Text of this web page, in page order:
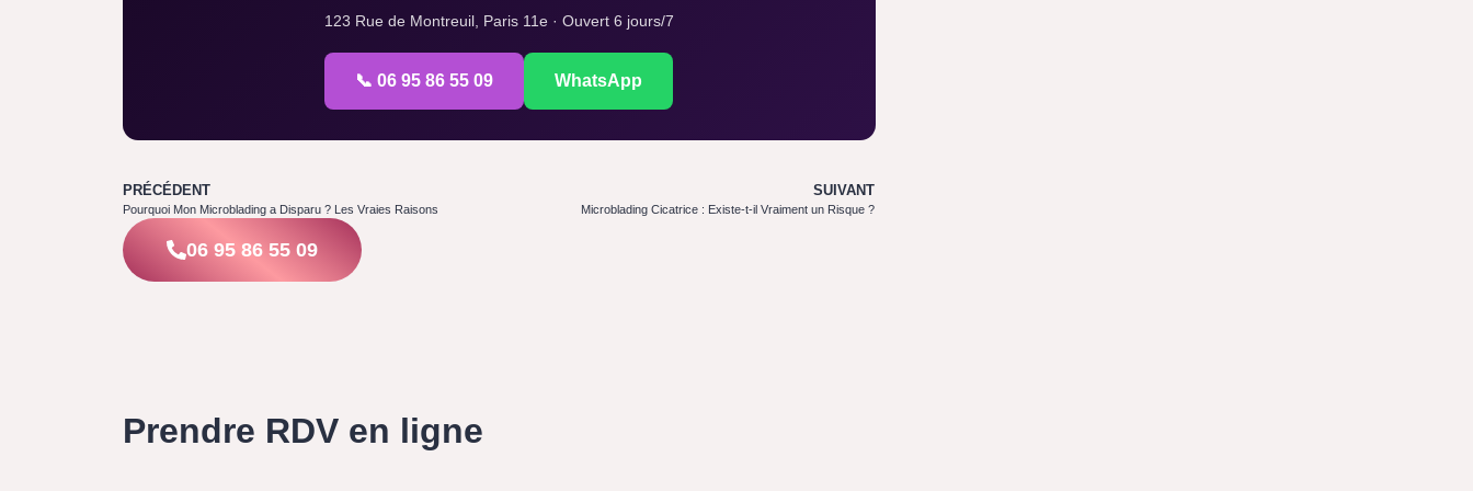
123 Rue de Montreuil, Paris 11e · Ouvert 6 jours/7
📞 06 95 86 55 09 WhatsApp
PRÉCÉDENT
Pourquoi Mon Microblading a Disparu ? Les Vraies Raisons
SUIVANT
Microblading Cicatrice : Existe-t-il Vraiment un Risque ?
06 95 86 55 09
Prendre RDV en ligne